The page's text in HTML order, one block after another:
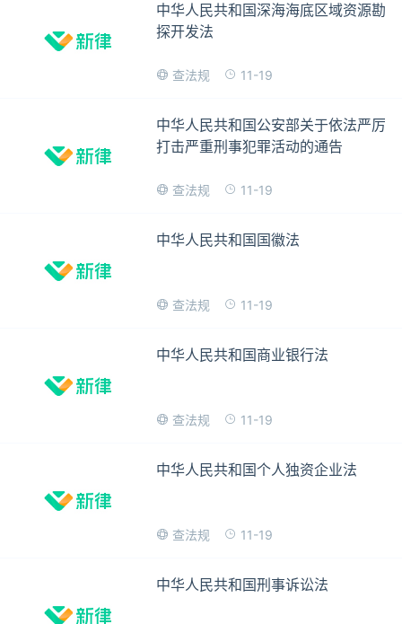
中华人民共和国深海海底区域资源勘
探开发法
查法规 11-19
中华人民共和国公安部关于依法严厉
打击严重刑事犯罪活动的通告
查法规 11-19
中华人民共和国国徽法
查法规 11-19
中华人民共和国商业银行法
查法规 11-19
中华人民共和国个人独资企业法
查法规 11-19
中华人民共和国刑事诉讼法